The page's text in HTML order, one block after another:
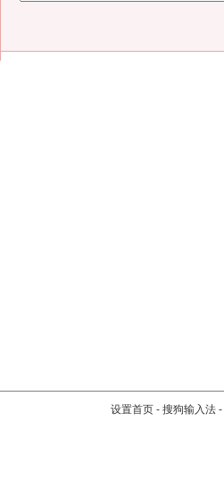
设置首页 - 搜狗输入法 -